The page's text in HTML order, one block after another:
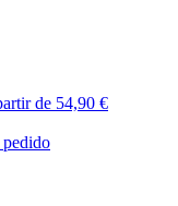
de 54,90 €
pedido